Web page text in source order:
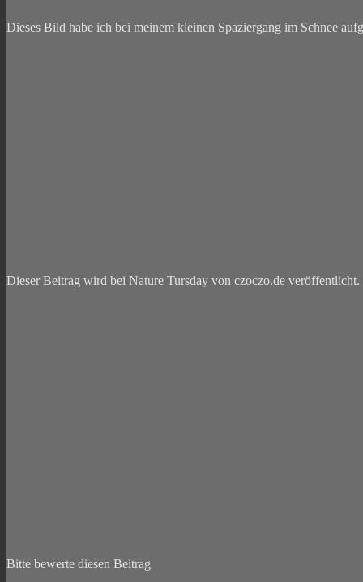
Dieses Bild habe ich bei meinem kleinen Spaziergang im Schnee
Dieser Beitrag wird bei Nature Tursday von czoczo.de veröffentlicht.
Bitte bewerte diesen Beitrag